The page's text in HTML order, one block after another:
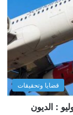
قضايا وتحقيقات
جديدة في السويد ابتداءً من 13 يوليو : الديون